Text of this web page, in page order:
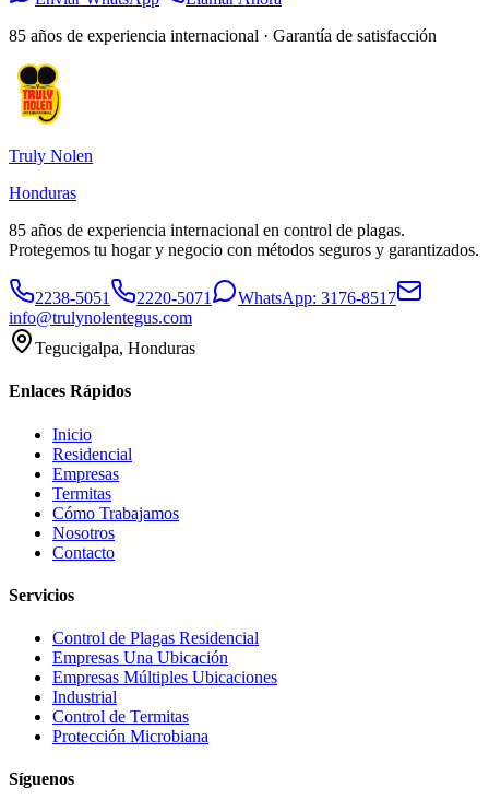
85 años de experiencia internacional · Garantía de satisfacción
Truly Nolen
Honduras
85 años de experiencia internacional en control de plagas.
Protegemos tu hogar y negocio con métodos seguros y garantizados.
2238-5051 2220-5071 WhatsApp: 3176-8517
info@trulynolentegus.com
Tegucigalpa, Honduras
Enlaces Rápidos
Inicio
Residencial
Empresas
Termitas
Cómo Trabajamos
Nosotros
Contacto
Servicios
Control de Plagas Residencial
Empresas Una Ubicación
Empresas Múltiples Ubicaciones
Industrial
Control de Termitas
Protección Microbiana
Síguenos